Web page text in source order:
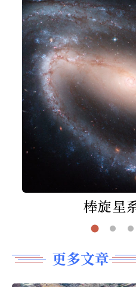
棒旋星
更多文章